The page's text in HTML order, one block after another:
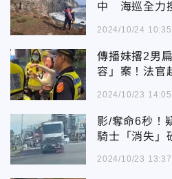
中 海巡全力
2024/10/24 10:35
傳播妹撂2男
容」案！法官
2024/10/23 14:05
影/奪命6秒！
騎士「消失」
2024/10/23 13:37